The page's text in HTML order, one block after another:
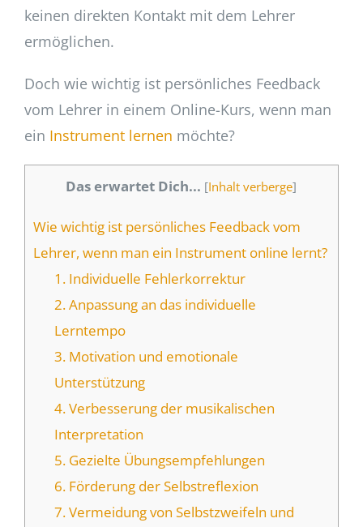
keinen direkten Kontakt mit dem Lehrer
ermöglichen.
Doch wie wichtig ist persönliches Feedback
vom Lehrer in einem Online-Kurs, wenn man
ein Instrument lernen möchte?
Das erwartet Dich... [Inhalt verberge]
Wie wichtig ist persönliches Feedback vom
Lehrer, wenn man ein Instrument online lernt?
1. Individuelle Fehlerkorrektur
2. Anpassung an das individuelle
Lerntempo
3. Motivation und emotionale
Unterstützung
4. Verbesserung der musikalischen
Interpretation
5. Gezielte Übungsempfehlungen
6. Förderung der Selbstreflexion
7. Vermeidung von Selbstzweifeln und